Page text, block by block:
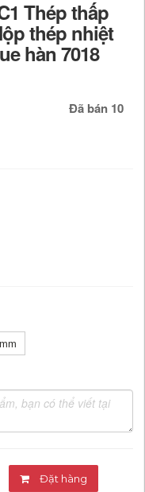
Thép thấp
thép nhiệt
hàn 7018
Đã bán 10
Đặt hàng